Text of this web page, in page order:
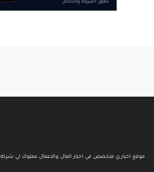
موقع اخباري متخصص في اخبار المال والاعمال مملوك لي شركة Press Hub UK